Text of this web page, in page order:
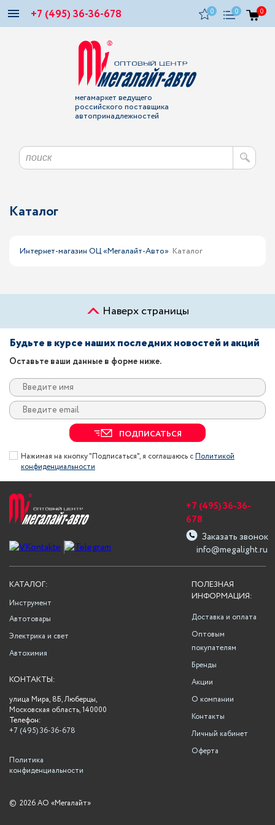
+7 (495) 36-36-678 0 0 0
мегамаркет ведущего
российского поставщика
автопринадлежностей
Каталог
Интернет-магазин ОЦ «Мегалайт-Авто» Каталог
Наверх страницы
Будьте в курсе наших последних новостей и акций
Оставьте ваши данные в форме ниже.
ПОДПИСАТЬСЯ
Нажимая на кнопку "Подписаться", я соглашаюсь сПолитикой
конфиденциальности
info@megalight.ru
+7 (495) 36-36-
678
Заказать звонок
ПОЛЕЗНАЯ
ИНФОРМАЦИЯ:
Доставка и оплата
Оптовым
покупателям
Бренды
Акции
О компании
Контакты
Личный кабинет
Оферта
КАТАЛОГ:
Инструмент
Автотовары
Электрика и свет
Автохимия
КОНТАКТЫ:
улица Мира, 8Б, Люберцы,
Московская область, 140000
Телефон:
+7 (495) 36-36-678
Политика
конфиденциальности
© 2026 АО «Мегалайт»